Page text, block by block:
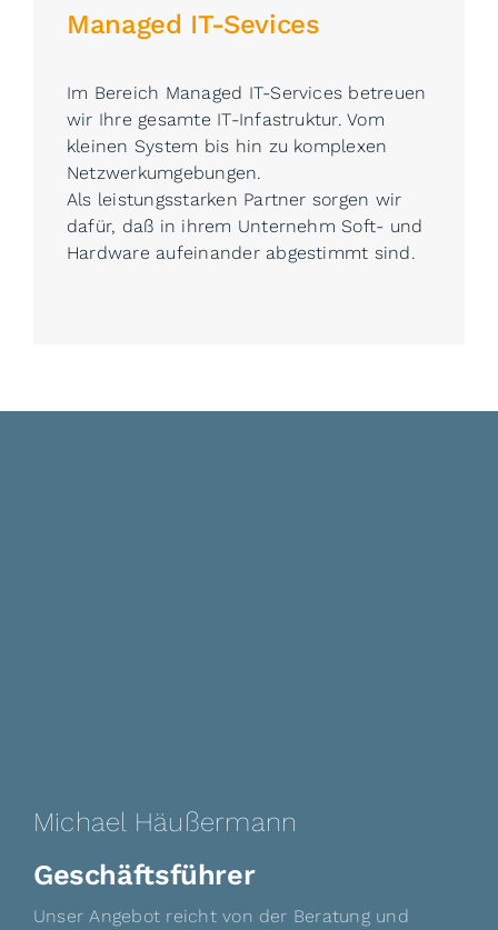
Managed IT-Sevices
Im Bereich Managed IT-Services betreuen
wir Ihre gesamte IT-Infastruktur. Vom
kleinen System bis hin zu komplexen
Netzwerkumgebungen.
Als leistungsstarken Partner sorgen wir
dafür, daß in ihrem Unternehm Soft- und
Hardware aufeinander abgestimmt sind.
Michael Häußermann
Geschäftsführer
Unser Angebot reicht von der Beratung und